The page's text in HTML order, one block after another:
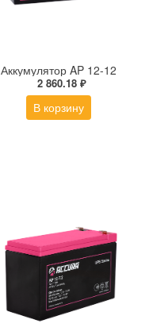
Аккумулятор AP 12-12
2 860.18 ₽
В корзину